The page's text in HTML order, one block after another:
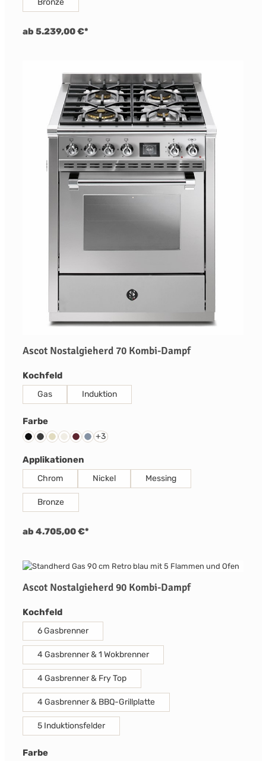
ab 5.239,00 €*
Ascot Nostalgieherd 70 Kombi-Dampf
Kochfeldauswählen
Gas Induktion
Farbeauswählen
Schwarz
Anthrazit
CremeNuvola
Bordeaux Rot
Celeste
+3
Applikationenauswählen
Chrom Nickel Messing
Bronze
ab 4.705,00 €*
Ascot Nostalgieherd 90 Kombi-Dampf
Kochfeldauswählen
6 Gasbrenner
4 Gasbrenner & 1 Wokbrenner
4 Gasbrenner & Fry Top
4 Gasbrenner & BBQ-Grillplatte
5 Induktionsfelder
Farbeauswählen